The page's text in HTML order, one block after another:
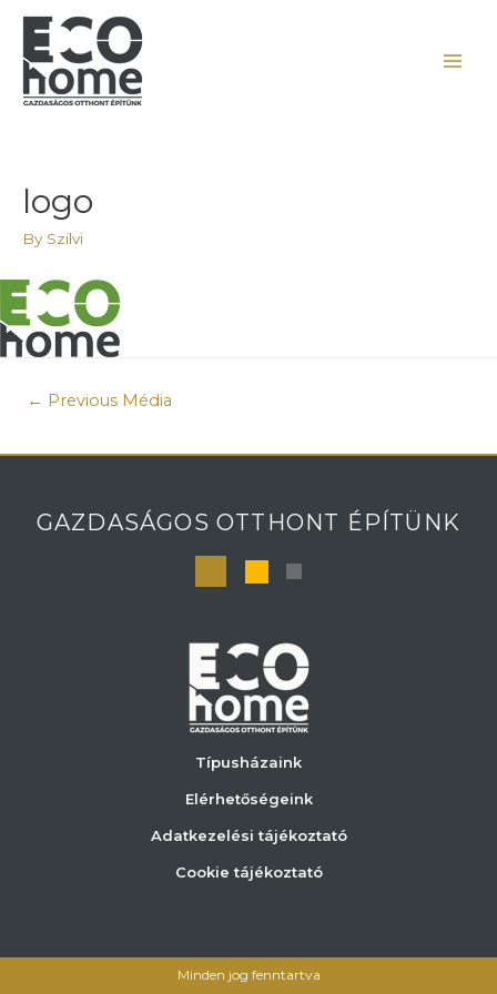
logo
By Szilvi
← Previous Média
GAZDASÁGOS OTTHONT ÉPÍTÜNK
Típusházaink
Elérhetőségeink
Adatkezelési tájékoztató
Cookie tájékoztató
Minden jog fenntartva